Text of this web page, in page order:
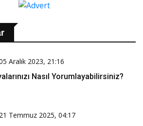
Aralık 2023, 21:16
Nasıl Yorumlayabilirsiniz?
21 Temmuz 2025, 04:17